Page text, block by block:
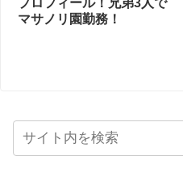
プロフィール！兄弟3人で
マサノリ園勤務！